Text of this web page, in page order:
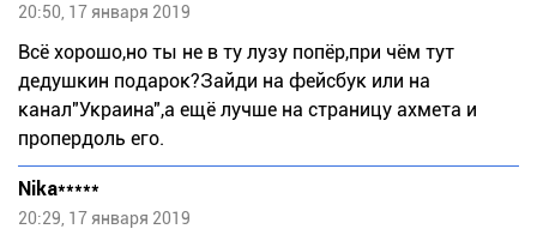
20:50, 17 января 2019
Всё хорошо,но ты не в ту лузу попёр,при чём тут
дедушкин подарок?Зайди на фейсбук или на
канал"Украина",а ещё лучше на страницу ахмета и
пропердоль его.
Nika*****
20:29, 17 января 2019